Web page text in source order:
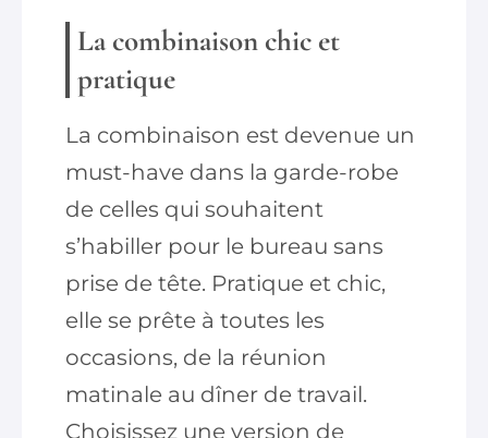
La combinaison chic et
pratique
La combinaison est devenue un
must-have dans la garde-robe
de celles qui souhaitent
s’habiller pour le bureau sans
prise de tête. Pratique et chic,
elle se prête à toutes les
occasions, de la réunion
matinale au dîner de travail.
Choisissez une version de